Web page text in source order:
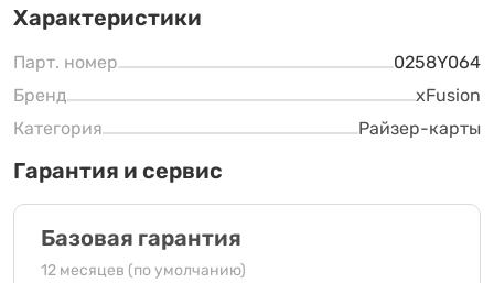
Характеристики
Парт. номер
0258Y064
Бренд
xFusion
Категория
Райзер-карты
Гарантия и сервис
Базовая гарантия
12 месяцев (по умолчанию)